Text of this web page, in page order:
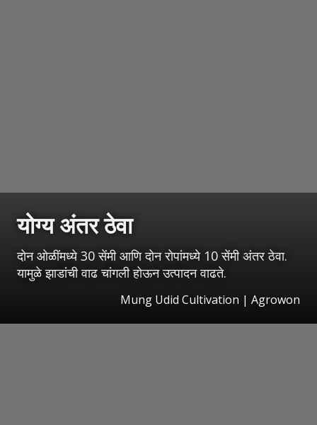
योग्य अंतर ठेवा
दोन ओळींमध्ये 30 सेंमी आणि दोन रोपांमध्ये 10 सेंमी अंतर ठेवा.
यामुळे झाडांची वाढ चांगली होऊन उत्पादन वाढते.
Mung Udid Cultivation | Agrowon